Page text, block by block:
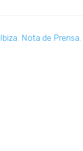
Ibiza, Nota de Prensa,